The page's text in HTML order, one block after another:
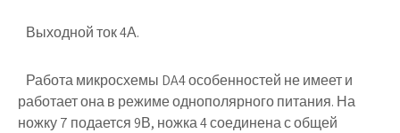
Выходной ток 4А.
Работа микросхемы DA4 особенностей не имеет и
работает она в режиме однополярного питания. На
ножку 7 подается 9В, ножка 4 соединена с общей